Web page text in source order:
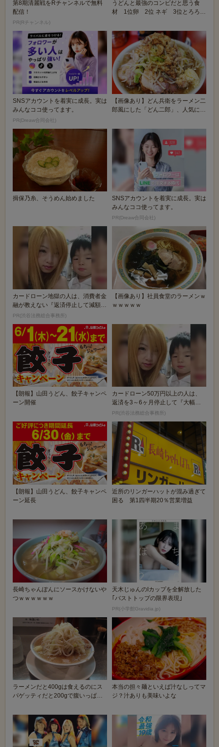
第8期清麗戦をRチャンネルで無料
配信！
PR(Rチャンネル)
うどんと最強のコンビだと思う食
材 1位卵 2位 ネギ 3位とろろ昆
SNSアカウントを着実に成長。実は
みんなココ使ってます。
PR(Dreaw合同会社)
【画像あり】どん兵衛をラーメン二
郎風にした「どん二郎」、人気にな
揖保乃糸、そうめん始めました
SNSアカウントを着実に成長。実は
みんなココ使ってます。
PR(Dreaw合同会社)
カードローン地獄の人は、消費者金
融が教えない『返済停止して減額・
免除する方法』で...
PR(渋谷法務総合事務所)
【画像あり】社員食堂のラーメンｗ
ｗｗｗｗｗ
【朗報】山田うどん、餃子キャンペ
ーン開催
カードローン50万円以上の人は、
返済を3～6ヶ月停止して『大幅に
減額してから返済...
PR(渋谷法務総合事務所)
【朗報】山田うどん、餃子キャンペ
ーン延長
近所のリンガーハットが混み過ぎて
困る 第1四半期20％営業増益
長崎ちゃんぽんにソースかけないや
つｗｗｗｗｗｗ
天木じゅんのIカップを全解放した
｢バストトップの限界表現｣
PR(小学館Gravidia.jp)
ラーメンだと400gは食えるのにス
パゲッティだと200gで腹いっぱい
本当の担々麺といえば汁なしってマ
ジ？汁ありも美味いよな